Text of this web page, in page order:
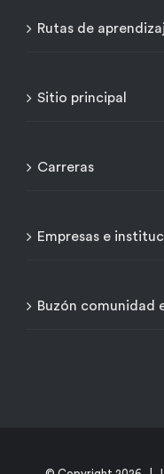
Rutas de
Sitio principal
Carreras
Empresas e
Buzón comunidad